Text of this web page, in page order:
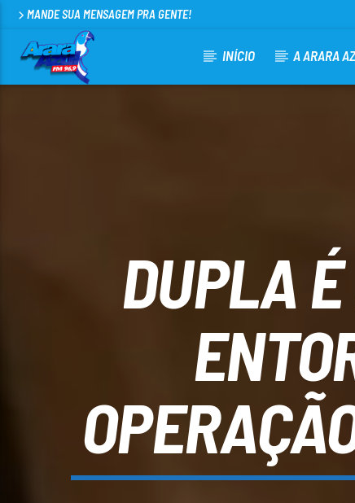
MANDE SUA MENSAGEM PRA GENTE!
INÍCIO A ARARA
DUPLA